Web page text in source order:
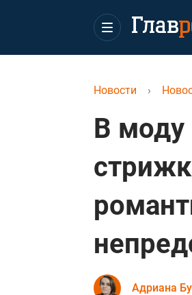
Новости ›
В
Адриана